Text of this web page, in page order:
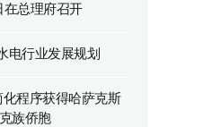
总理府召开
电行业发展规划
程序获得哈萨克斯
族侨胞